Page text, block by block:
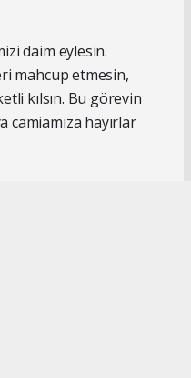
daim eylesin.
mahcup etmesin,
kılsın. Bu görevin
camiamıza hayırlar